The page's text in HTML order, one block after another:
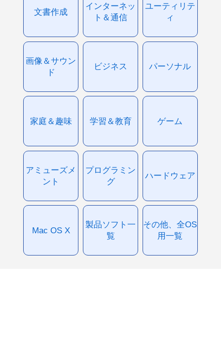
文書作成
インターネッ
ト＆通信
ユーティリテ
ィ
画像＆サウン
ド
ビジネス パーソナル
家庭＆趣味 学習＆教育 ゲーム
アミューズメ
ント
プログラミン
グ
ハードウェア
Mac OS X
製品ソフト一
覧
その他、全OS
用一覧